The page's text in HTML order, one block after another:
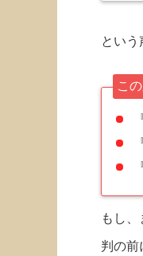
という
こ
もし
判の前